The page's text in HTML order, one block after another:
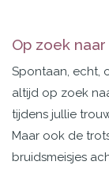
Op zoek
Spontaan, echt,
altijd op zoek
tijdens jullie
Maar ook de
bruidsmeisjes